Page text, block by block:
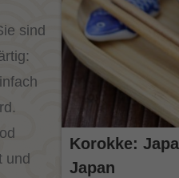
sind
und
Korokke:
Japan